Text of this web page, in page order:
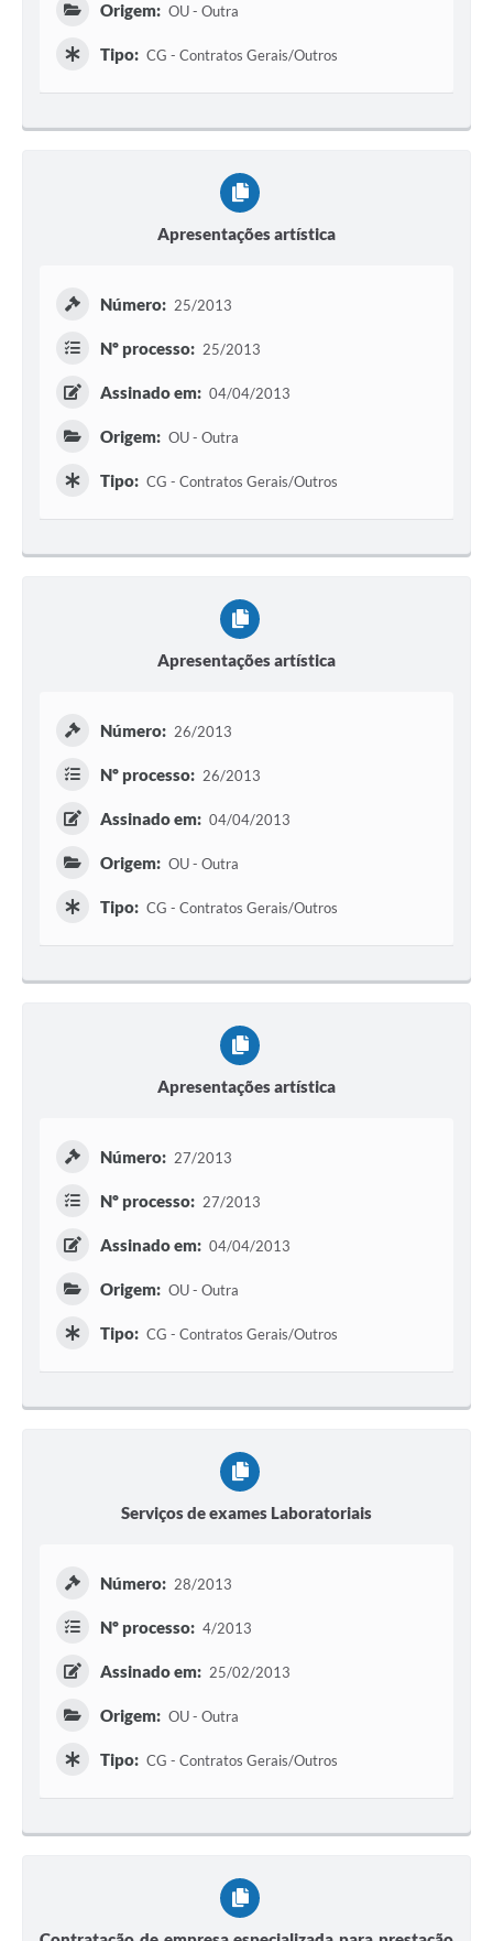
Origem: OU - Outra
Tipo: CG - Contratos Gerais/Outros
Apresentações artística
Número: 25/2013
Nº processo: 25/2013
Assinado em: 04/04/2013
Origem: OU - Outra
Tipo: CG - Contratos Gerais/Outros
Apresentações artística
Número: 26/2013
Nº processo: 26/2013
Assinado em: 04/04/2013
Origem: OU - Outra
Tipo: CG - Contratos Gerais/Outros
Apresentações artística
Número: 27/2013
Nº processo: 27/2013
Assinado em: 04/04/2013
Origem: OU - Outra
Tipo: CG - Contratos Gerais/Outros
Serviços de exames Laboratoriais
Número: 28/2013
Nº processo: 4/2013
Assinado em: 25/02/2013
Origem: OU - Outra
Tipo: CG - Contratos Gerais/Outros